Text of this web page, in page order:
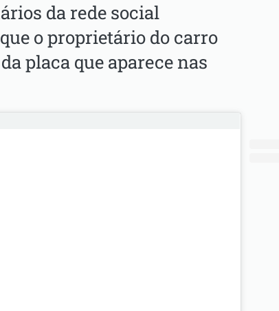
da rede social
o proprietário do carro
placa que aparece nas